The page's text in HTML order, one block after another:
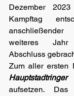
Dezember
Kampftag
weiteres
Abschluss